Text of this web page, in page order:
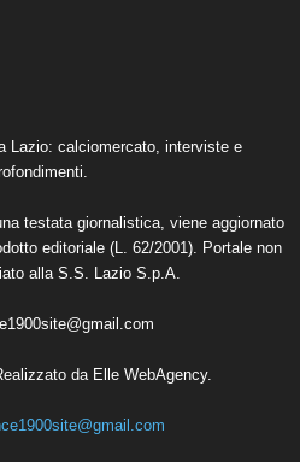
Lazio: calciomercato, interviste e
testata giornalistica, viene aggiornato
editoriale (L. 62/2001). Portale non
alla S.S. Lazio S.p.A.
da Elle WebAgency.